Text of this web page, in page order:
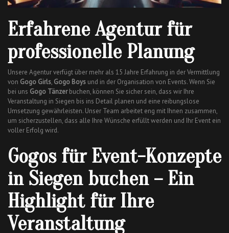
Erfahrene Agentur für
professionelle Planung
Unsere Agentur verfügt über mehr als 15 Jahre Erfahrung in der Vermittlung
von Gogo Girls, Gogo Boys und in der Organisation von Events. Wenn Sie
bei uns Gogo Tänzerbuchen, können Sie sicher sein, dass wir Ihre
Veranstaltung in Siegen bis ins Detail planen und eine reibungslose
Umsetzung gewährleisten. Unser Team arbeitet eng mit Ihnen zusammen,
um sicherzustellen, dass alle Ihre Wünsche erfüllt werden und Ihr Event ein
voller Erfolg wird.
Gogos für Event-Konzepte
in Siegen buchen – Ein
Highlight für Ihre
Veranstaltung